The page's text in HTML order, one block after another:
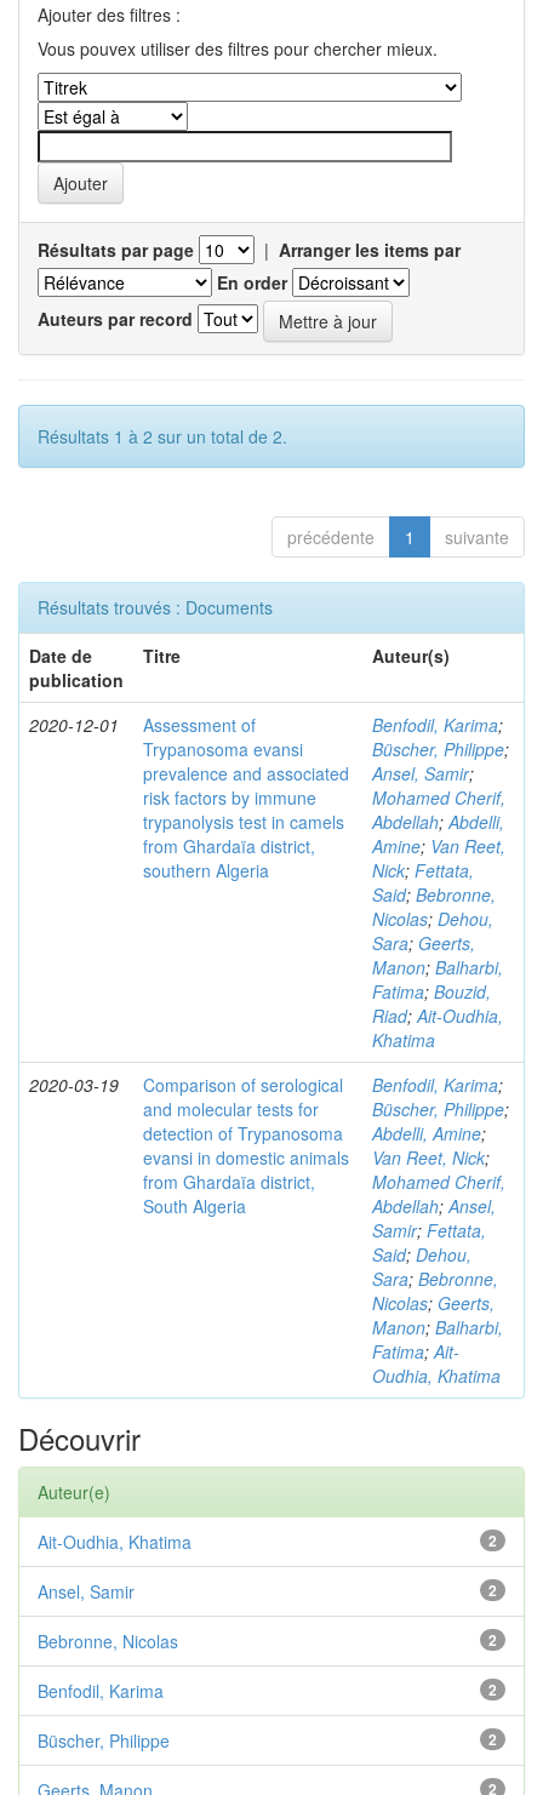
Ajouter des filtres :
Vous pouvex utiliser des filtres pour chercher mieux.
Résultats par page | Arranger les items par
En order
Auteurs par record
Résultats 1 à 2 sur un total de 2.
précédente 1 suivante
Résultats trouvés : Documents
Date de
publication
Titre Auteur(s)
2020-12-01
Assessment of
Trypanosoma evansi
prevalence and associated
risk factors by immune
trypanolysis test in camels
from Ghardaïa district,
southern Algeria
Benfodil, Karima;
Büscher, Philippe;
Ansel, Samir;
Mohamed Cherif,
Abdellah;Abdelli,
Amine; Van Reet,
Nick; Fettata,
Said; Bebronne,
Nicolas; Dehou,
Sara; Geerts,
Manon; Balharbi,
Fatima; Bouzid,
Riad;Ait-Oudhia,
Khatima
2020-03-19
Comparison of serological
and molecular tests for
detection of Trypanosoma
evansi in domestic animals
from Ghardaïa district,
South Algeria
Benfodil, Karima;
Büscher, Philippe;
Abdelli, Amine;
Van Reet, Nick;
Mohamed Cherif,
Abdellah;Ansel,
Samir; Fettata,
Said; Dehou,
Sara; Bebronne,
Nicolas; Geerts,
Manon; Balharbi,
Fatima;Ait-
Oudhia, Khatima
Découvrir
Auteur(e)
2
Ait-Oudhia, Khatima
2
Ansel, Samir
2
Bebronne, Nicolas
2
Benfodil, Karima
2
Büscher, Philippe
2
Geerts, Manon